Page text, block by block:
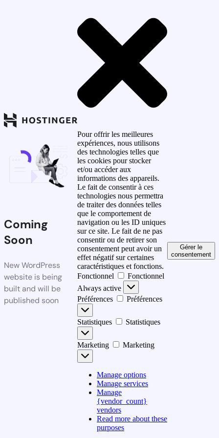
Coming
Soon
New WordPress
website is being
built and will be
published soon
Pour offrir les meilleures
expériences, nous utilisons
des technologies telles que
les cookies pour stocker
et/ou accéder aux
informations des appareils.
Le fait de consentir à ces
technologies nous permettra
de traiter des données telles
que le comportement de
navigation ou les ID uniques
sur ce site. Le fait de ne pas
consentir ou de retirer son
consentement peut avoir un
effet négatif sur certaines
caractéristiques et fonctions.
Fonctionnel
Fonctionnel
Always active
Préférences
Préférences
Statistiques Statistiques
Marketing Marketing
Manage options
Manage services
Manage
{vendor_count}
vendors
Read more about these
purposes
Gérer le
consentement